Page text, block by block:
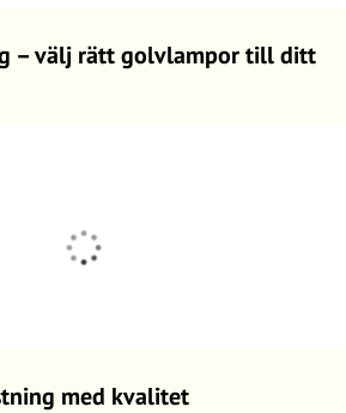
– välj rätt golvlampor till ditt
med kvalitet